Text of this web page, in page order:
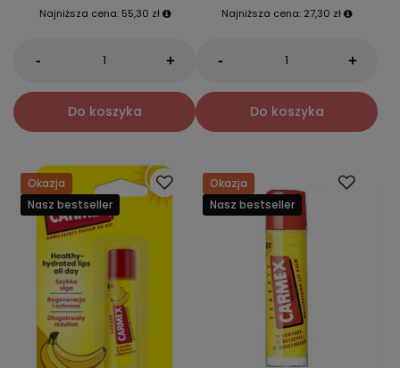
Najniższa cena: 55,30 zł
- +
Do koszyka
Najniższa cena: 27,30 zł
- +
Do koszyka
Okazja
Nasz bestseller
Okazja
Nasz bestseller